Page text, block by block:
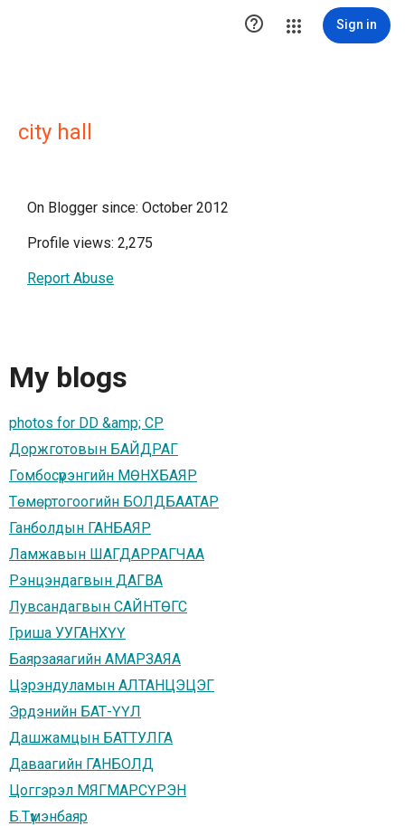
 Sign in
city hall
On Blogger since: October 2012
Profile views: 2,275
Report Abuse
My blogs
photos for DD &amp; CP
Доржготовын БАЙДРАГ
Гомбосүрэнгийн МӨНХБАЯР
Төмөртогоогийн БОЛДБААТАР
Ганболдын ГАНБАЯР
Ламжавын ШАГДАРРАГЧАА
Рэнцэндагвын ДАГВА
Лувсандагвын САЙНТӨГС
Гриша УУГАНХҮҮ
Баярзаяагийн АМАРЗАЯА
Цэрэндуламын АЛТАНЦЭЦЭГ
Эрдэнийн БАТ-ҮҮЛ
Дашжамцын БАТТУЛГА
Даваагийн ГАНБОЛД
Цоггэрэл МЯГМАРСҮРЭН
Б.Түмэнбаяр